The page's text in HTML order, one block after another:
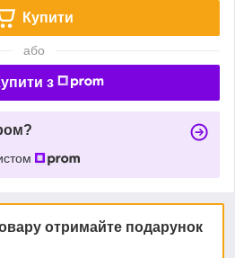
Купити
або
з
отримайте подарунок